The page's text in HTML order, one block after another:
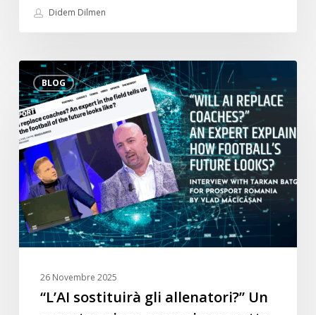
giocatori
turco”.
Didem Dilmen
BLOG
“L’AI
sostituirà
gli
allenatori?”
Un
esperto
spiega
come
si
prospetta
il
calcio?
26 Novembre 2025
“L’AI sostituirà gli allenatori?” Un